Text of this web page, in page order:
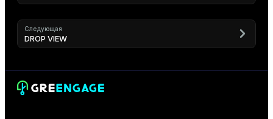
Следующая
DROP VIEW